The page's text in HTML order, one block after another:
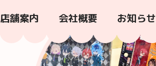
店舗案内 会社概要 お知らせ